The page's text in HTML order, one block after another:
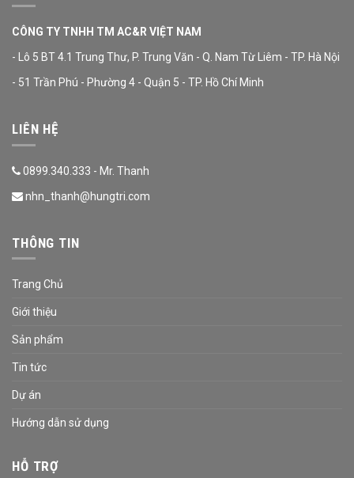
CÔNG TY TNHH TM AC&R VIỆT NAM
- Lô 5 BT 4.1 Trung Thư, P. Trung Văn - Q. Nam Từ Liêm - TP. Hà Nội
- 51 Trần Phú - Phường 4 - Quận 5 - TP. Hồ Chí Minh
LIÊN HỆ
0899.340.333 - Mr. Thanh
nhn_thanh@hungtri.com
THÔNG TIN
Trang Chủ
Giới thiệu
Sản phẩm
Tin tức
Dự án
Hướng dẫn sử dụng
HỖ TRỢ